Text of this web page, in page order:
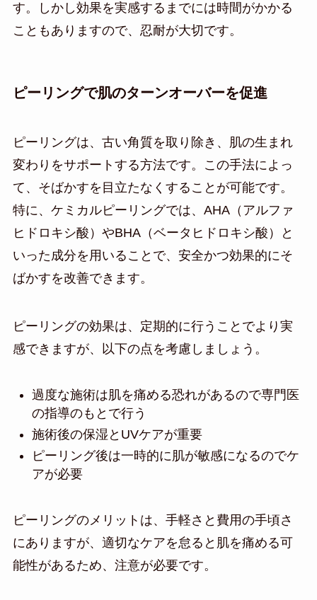
す。しかし効果を実感するまでには時間がかかる
こともありますので、忍耐が大切です。
ピーリングで肌のターンオーバーを促進
ピーリングは、古い角質を取り除き、肌の生まれ
変わりをサポートする方法です。この手法によっ
て、そばかすを目立たなくすることが可能です。
特に、ケミカルピーリングでは、AHA（アルファ
ヒドロキシ酸）やBHA（ベータヒドロキシ酸）と
いった成分を用いることで、安全かつ効果的にそ
ばかすを改善できます。
ピーリングの効果は、定期的に行うことでより実
感できますが、以下の点を考慮しましょう。
過度な施術は肌を痛める恐れがあるので専門医
の指導のもとで行う
施術後の保湿とUVケアが重要
ピーリング後は一時的に肌が敏感になるのでケ
アが必要
ピーリングのメリットは、手軽さと費用の手頃さ
にありますが、適切なケアを怠ると肌を痛める可
能性があるため、注意が必要です。